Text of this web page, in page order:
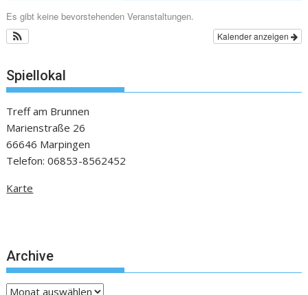
Es gibt keine bevorstehenden Veranstaltungen.
Kalender anzeigen
Spiellokal
Treff am Brunnen
Marienstraße 26
66646 Marpingen
Telefon: 06853-8562452
Karte
Archive
Archive